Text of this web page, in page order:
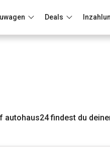
Deals
findest du